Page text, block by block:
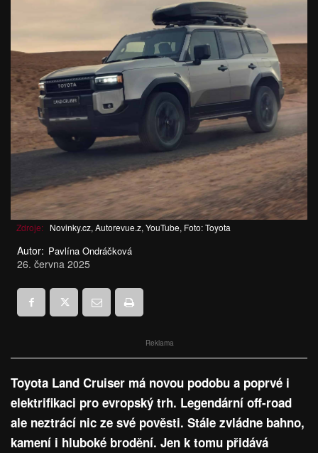
Zdroje: Novinky.cz, Autorevue.z, YouTube, Foto: Toyota
Autor: Pavlína Ondráčková
26. června 2025
Reklama
Toyota Land Cruiser má novou podobu a poprvé i
elektrifikaci pro evropský trh. Legendární off-road
ale neztrácí nic ze své pověsti. Stále zvládne bahno,
kamení i hluboké brodění. Jen k tomu přidává